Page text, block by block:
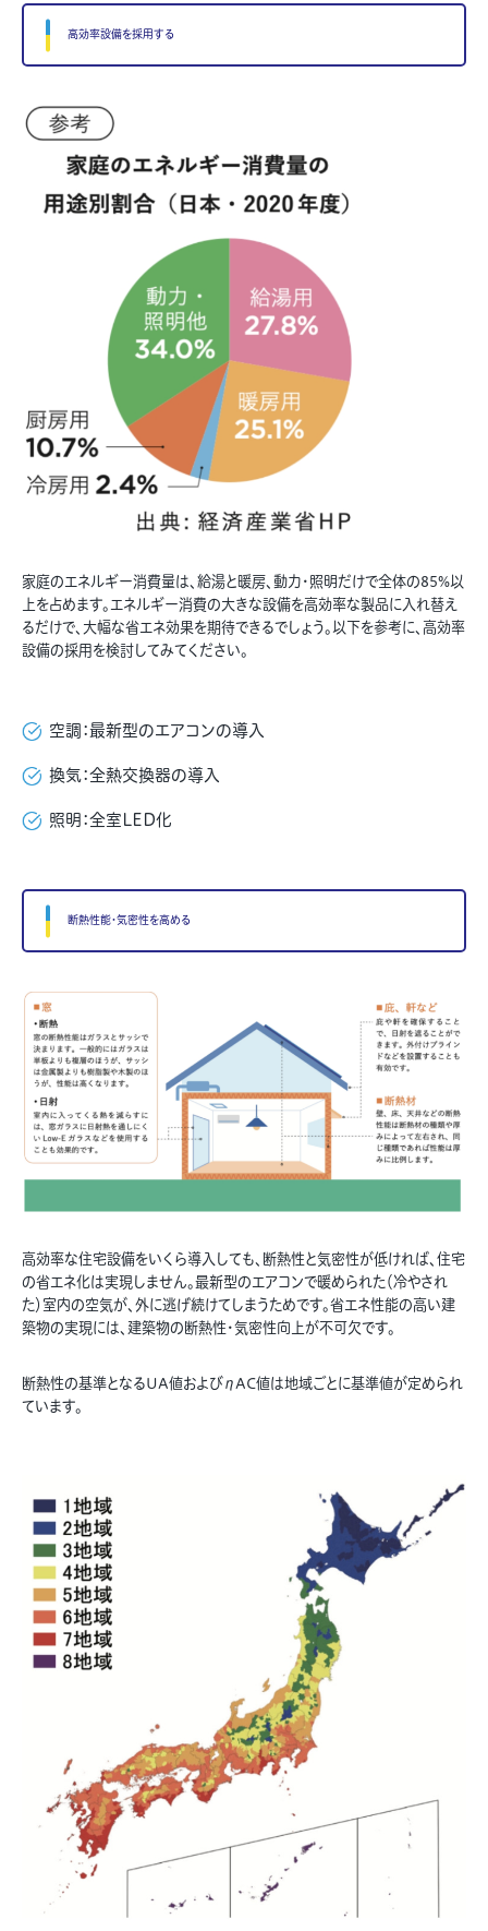
高効率設備を採用する
家庭のエネルギー消費量は、給湯と暖房、動力・照明だけで全体の85%以
上を占めます。エネルギー消費の大きな設備を高効率な製品に入れ替え
るだけで、大幅な省エネ効果を期待できるでしょう。以下を参考に、高効率
設備の採用を検討してみてください。
空調：最新型のエアコンの導入
換気：全熱交換器の導入
照明：全室LED化
断熱性能・気密性を高める
高効率な住宅設備をいくら導入しても、断熱性と気密性が低ければ、住宅
の省エネ化は実現しません。最新型のエアコンで暖められた（冷やされ
た）室内の空気が、外に逃げ続けてしまうためです。省エネ性能の高い建
築物の実現には、建築物の断熱性・気密性向上が不可欠です。
断熱性の基準となるUA値およびηAC値は地域ごとに基準値が定められ
ています。